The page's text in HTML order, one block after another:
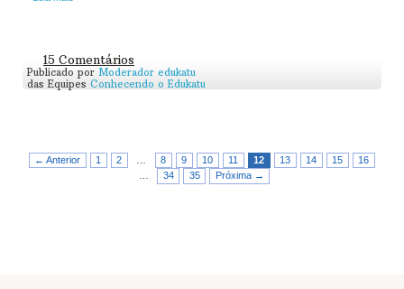
15 Comentários
Publicado por Moderador edukatu
das Equipes Conhecendo o Edukatu
← Anterior 1 2 8 9 10 11 12 13 14 15
16
34 35 Próxima →